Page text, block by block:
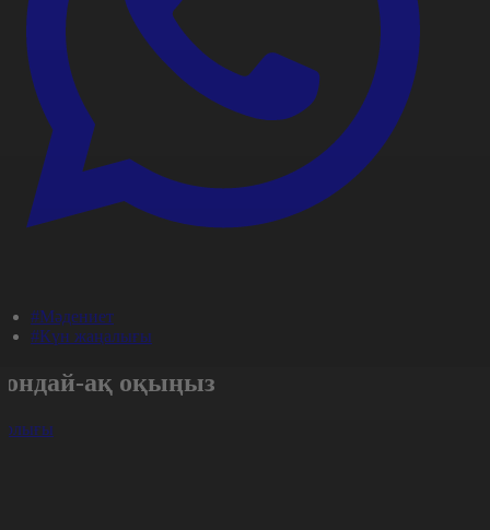
#Мәдениет
#Күн жаңалығы
ақ оқыңыз